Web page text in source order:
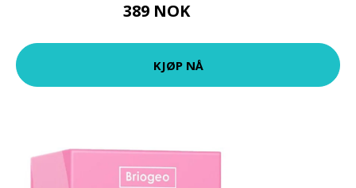
389 NOK
KJØP NÅ